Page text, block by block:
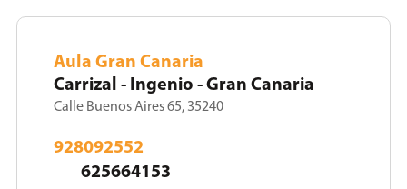
Aula Gran Canaria
Carrizal - Ingenio - Gran Canaria
Calle Buenos Aires 65, 35240
928092552
625664153